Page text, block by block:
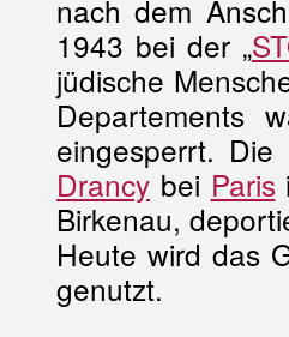
nach dem
1943 bei der „
jüdische
Departements
eingesperrt.
Drancy bei Paris
Birkenau,
Heute wird das
genutzt.